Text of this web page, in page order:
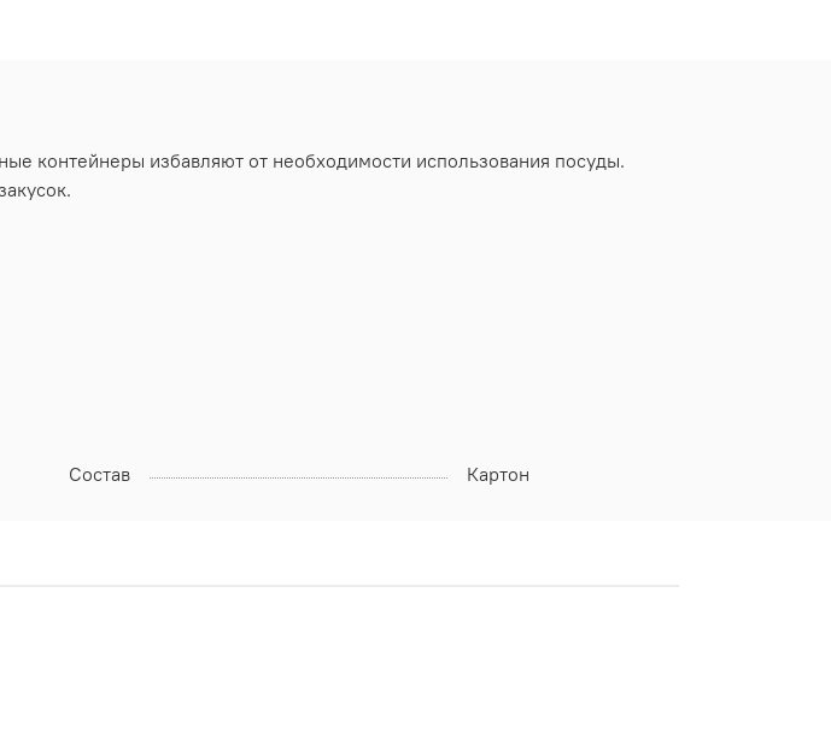
контейнеры избавляют от необходимости использования посуды.
Состав Картон